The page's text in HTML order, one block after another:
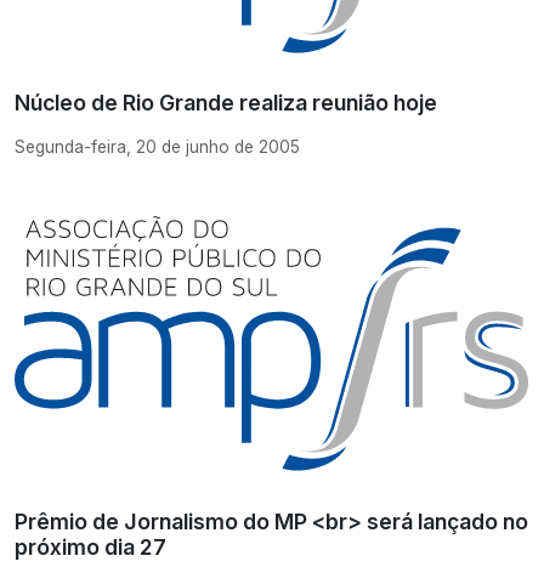
Núcleo de Rio Grande realiza reunião hoje
Segunda-feira, 20 de junho de 2005
Prêmio de Jornalismo do MP <br> será lançado no
próximo dia 27